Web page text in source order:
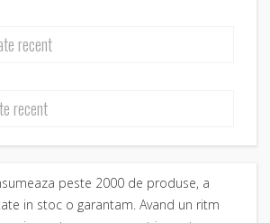
recent
recent
peste 2000 de produse, a
in stoc o garantam. Avand un ritm